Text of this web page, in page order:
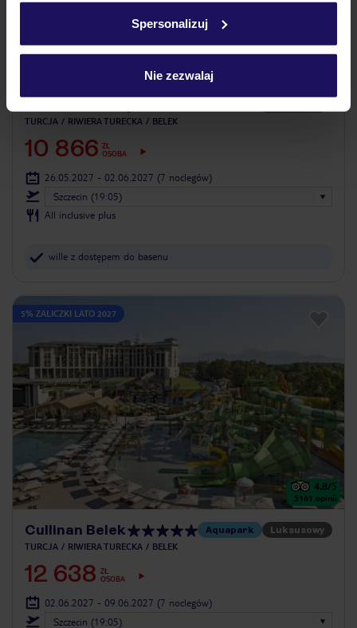
Spersonalizuj
Nie zezwalaj
TURCJA RIWIERA TURECKA BELEK
10 866 ZŁ
OSOBA
26.05.2027 - 02.06.2027 (7 noclegów)
Szczecin (19:05)
All inclusive plus
wille z dostępem do basenu
5% ZALICZKI LATO 2027
4.8/5
5161 opinii
Cullinan Belek Aquapark Luksusowy
TURCJA RIWIERA TURECKA BELEK
12 638 ZŁ
OSOBA
02.06.2027 - 09.06.2027 (7 noclegów)
Szczecin (19:05)